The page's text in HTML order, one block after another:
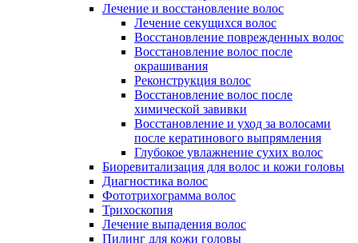
Лечение и восстановление волос
Лечение секущихся волос
Восстановление поврежденных волос
Восстановление волос после
окрашивания
Реконструкция волос
Восстановление волос после
химической завивки
Восстановление и уход за волосами
после кератинового выпрямления
Глубокое увлажнение сухих волос
Биоревитализация для волос и кожи головы
Диагностика волос
Фототрихограмма волос
Трихоскопия
Лечение выпадения волос
Пилинг для кожи головы